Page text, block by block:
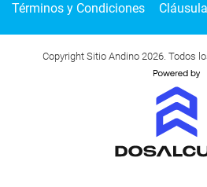
Términos y Condiciones
Copyright Sitio Andino 2026. Todos